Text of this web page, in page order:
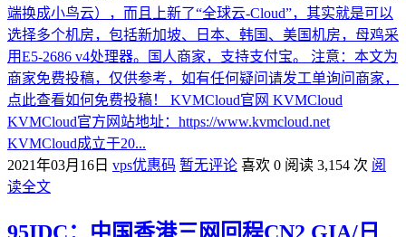
端换成小鸟云），而且上新了“全球云-Cloud”，其实就是可以
选择多个机房，包括新加坡、日本、韩国、美国机房，母鸡采
用E5-2686 v4处理器。国人商家，支持支付宝。 注意：本文为
商家免费投稿，仅供参考，如有任何疑问请发工单询问商家，
点此查看如何免费投稿！ KVMCloud官网 KVMCloud
KVMCloud官方网站地址：https://www.kvmcloud.net
KVMCloud成立于20...
2021年03月16日 vps优惠码 暂无评论 喜欢 0 阅读 3,154 次 阅
读全文